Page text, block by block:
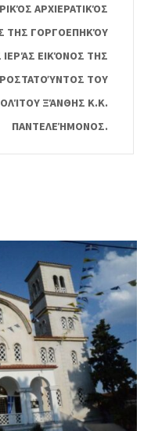
ΑΡΧΙΕΡΑΤΙΚΌΣ
ΤΗΣ ΓΟΡΓΟΕΠΗΚΌΥ
ΙΕΡΆΣ ΕΙΚΌΝΟΣ ΤΗΣ
ΤΟΥ
ΞΆΝΘΗΣ Κ.Κ.
ΠΑΝΤΕΛΕΉΜΟΝΟΣ.